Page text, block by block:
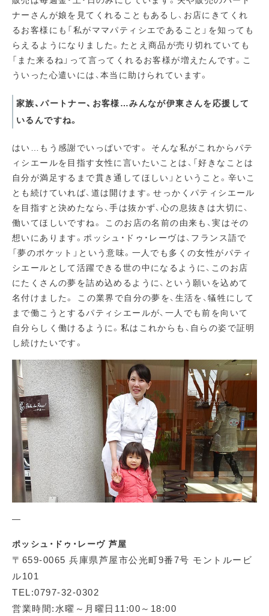
ナーさんが娘を見てくれることもあるし、お店にきてくれ
るお客様にも「私がママパティシエであること」を知っても
らえるようになりました。たとえ商品が売り切れていても
「また来るね」って言ってくれるお客様が増えたんです。こ
ういった心遣いには、本当に助けられています。
家族、パートナー、お客様…みんなが伊東さんを応援して
いるんですね。
はい…もう感謝でいっぱいです。 そんな私がこれからパテ
ィシエールを目指す女性に言いたいことは、「好きなことは
自分が満足するまで貫き通してほしい」ということ。辛いこ
とも続けていれば、道は開けます。せっかくパティシエール
を目指すと決めたなら、手は抜かず、心の息抜きは大切に、
働いてほしいですね。 このお店の名前の由来も、実はその
想いにあります。ポッシュ・ドゥ・レーヴは、フランス語で
「夢のポケット」という意味。一人でも多くの女性がパティ
シエールとして活躍できる世の中になるように、このお店
にたくさんの夢を詰め込めるように、という願いを込めて
名付けました。 この業界で自分の夢を、生活を、犠牲にして
まで働こうとするパティシエールが、一人でも前を向いて
自分らしく働けるように。私はこれからも、自らの姿で証明
し続けたいです。
—
ポッシュ・ドゥ・レーヴ 芦屋
〒659-0065 兵庫県芦屋市公光町9番7号 モントルービ
ル101
TEL:0797-32-0302
営業時間:水曜～月曜日11:00～18:00